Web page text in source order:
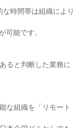
時間帯は組織により
可能です。
ると判断した業務に
な組織を「リモート